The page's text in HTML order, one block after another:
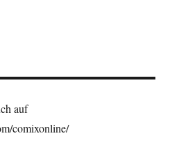
auf
comixonline/